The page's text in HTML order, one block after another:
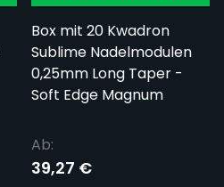
Box mit 20 Kwadron
Sublime Nadelmodulen
0,25mm Long Taper -
Soft Edge Magnum
Ab:
39,27 €